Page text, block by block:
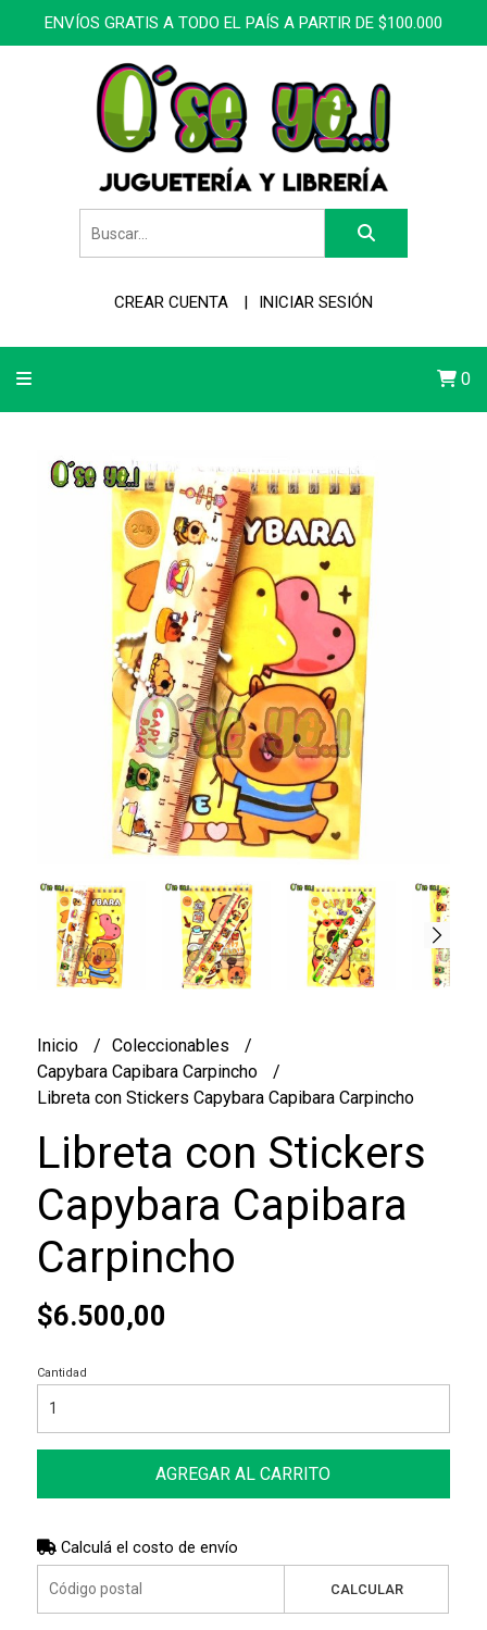
ENVÍOS GRATIS A TODO EL PAÍS A PARTIR DE $100.000
CREAR CUENTA INICIAR SESIÓN
0
Inicio
Coleccionables
Capybara Capibara Carpincho
Libreta con Stickers Capybara Capibara Carpincho
Libreta con Stickers
Capybara Capibara
Carpincho
$6.500,00
Cantidad
AGREGAR AL CARRITO
Calculá el costo de envío
CALCULAR